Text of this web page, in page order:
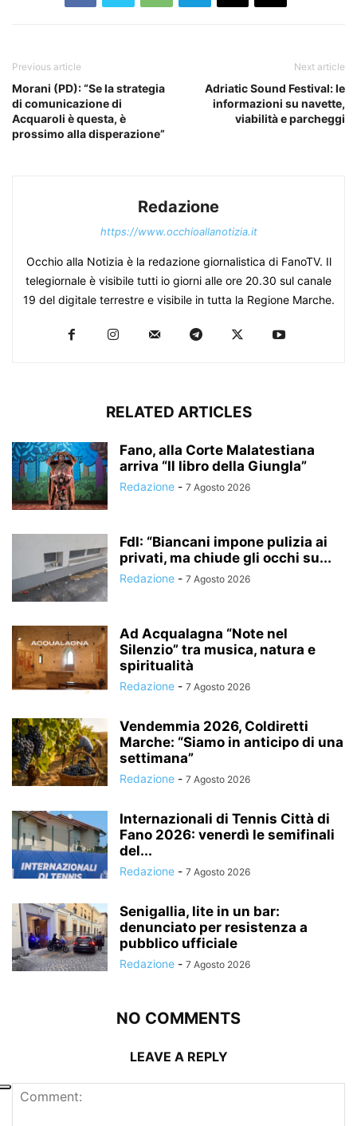
Previous article
Morani (PD): “Se la strategia
di comunicazione di
Acquaroli è questa, è
prossimo alla disperazione”
Next article
Adriatic Sound Festival: le
informazioni su navette,
viabilità e parcheggi
Redazione
https://www.occhioallanotizia.it
Occhio alla Notizia è la redazione giornalistica di FanoTV. Il
telegiornale è visibile tutti io giorni alle ore 20.30 sul canale
19 del digitale terrestre e visibile in tutta la Regione Marche.
RELATED ARTICLES
Fano, alla Corte Malatestiana
arriva “Il libro della Giungla”
Redazione - 7 Agosto 2026
FdI: “Biancani impone pulizia ai
privati, ma chiude gli occhi su...
Redazione - 7 Agosto 2026
Ad Acqualagna “Note nel
Silenzio” tra musica, natura e
spiritualità
Redazione - 7 Agosto 2026
Vendemmia 2026, Coldiretti
Marche: “Siamo in anticipo di una
settimana”
Redazione - 7 Agosto 2026
Internazionali di Tennis Città di
Fano 2026: venerdì le semifinali
del...
Redazione - 7 Agosto 2026
Senigallia, lite in un bar:
denunciato per resistenza a
pubblico ufficiale
Redazione - 7 Agosto 2026
NO COMMENTS
LEAVE A REPLY